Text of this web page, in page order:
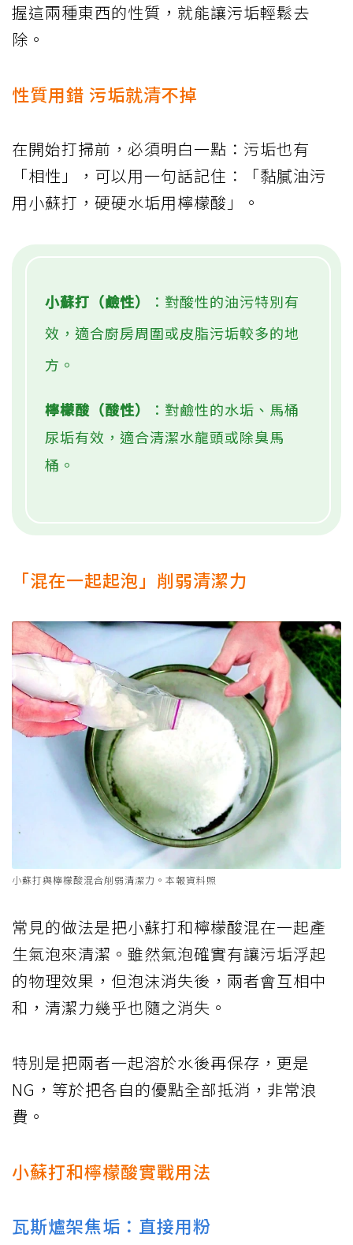
握這兩種東西的性質，就能讓污垢輕鬆去
除。
性質用錯 污垢就清不掉
在開始打掃前，必須明白一點：污垢也有
「相性」，可以用一句話記住：「黏膩油污
用小蘇打，硬硬水垢用檸檬酸」。
小蘇打（鹼性）
：對酸性的油污特別有
效，適合廚房周圍或皮脂污垢較多的地
方。
檸檬酸（酸性）
：對鹼性的水垢、馬桶
尿垢有效，適合清潔水龍頭或除臭馬
桶。
「混在一起起泡」削弱清潔力
小蘇打與檸檬酸混合削弱清潔力。本報資料照
常見的做法是把小蘇打和檸檬酸混在一起產
生氣泡來清潔。雖然氣泡確實有讓污垢浮起
的物理效果，但泡沫消失後，兩者會互相中
和，清潔力幾乎也隨之消失。
特別是把兩者一起溶於水後再保存，更是
NG，等於把各自的優點全部抵消，非常浪
費。
小蘇打和檸檬酸實戰用法
瓦斯爐架焦垢：直接用粉